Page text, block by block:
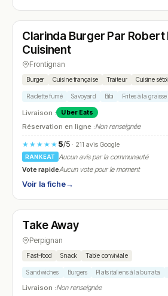
N° 12
Clarinda Burger Par Robert
Cuisinent
Frontignan
Burger Cuisine française Traiteur Cuisine
Raclette fumé Savoyard Bibi Frites à la
Livraison : Uber Eats
Réservation en ligne :Non renseignée
★★★★★ 5/5· 211 avis Google
RANKEAT
Aucun avis par la communauté
Vote rapideAucun vote pour le moment
Voir la fiche→
N° 13
Take Away
Perpignan
Fast-food Snack Table conviviale
Sandwiches Burgers Plats italiens à la burrata
Livraison :Non renseignée